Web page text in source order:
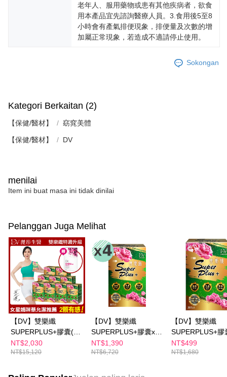
老年人、服用藥物或患有其他疾病者，欲食
用本產品宜先諮詢醫療人員。3.食用後5至8
小時會有產氣排便現象，排便量及次數的增
加屬正常現象，若造成不適請停止使用。
Sokongan
Kategori Berkaitan (2)
【保健/醫材】 窈窕美體
【保健/醫材】 DV
menilai
Item ini buat masa ini tidak dinilai
Pelanggan Juga Melihat
【DV】雙樂纖
SUPERPLUS+膠囊(30
顆/盒)x9(贈醇耀妍3.0
煥白組x1盒(3包/盒)
NT$2,030
NT$15,120
【DV】雙樂纖
SUPERPLUS+膠囊x4
盒(30顆/盒)
NT$1,390
NT$6,720
【DV】雙樂纖
SUPERPLUS+膠
顆/盒)
NT$499
NT$1,680